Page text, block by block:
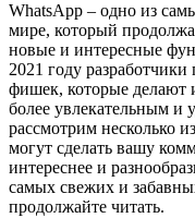
WhatsApp – одно из
мире, который
новые и интересные
2021 году
фишек, которые делают
более увлекательным и
рассмотрим несколько
могут сделать вашу
интереснее и
самых свежих и
продолжайте читать.